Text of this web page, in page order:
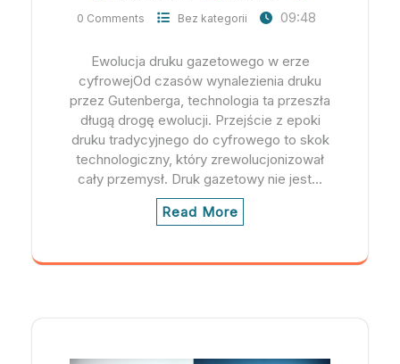
0 Comments
Bez kategorii 09:48
Ewolucja druku gazetowego w erze
cyfrowejOd czasów wynalezienia druku
przez Gutenberga, technologia ta przeszła
długą drogę ewolucji. Przejście z epoki
druku tradycyjnego do cyfrowego to skok
technologiczny, który zrewolucjonizował
cały przemysł. Druk gazetowy nie jest…
Read More